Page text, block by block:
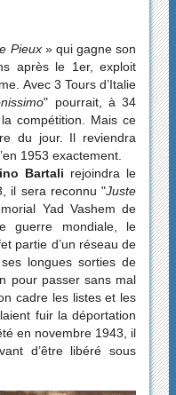
Pieux» qui gagne son
après le 1er, exploit
Avec 3 Tours d’Italie
" pourrait, à 34
compétition. Mais ce
du jour. Il reviendra
1953 exactement.
Bartali rejoindra le
il sera reconnu "Juste
Yad Vashem de
guerre mondiale, le
partie d’un réseau de
longues sorties de
pour passer sans mal
cadre les listes et les
fuir la déportation
en novembre 1943, il
d’être libéré sous